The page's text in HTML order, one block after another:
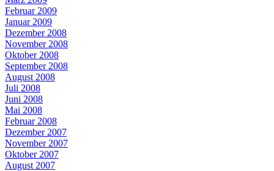
Februar 2009
Januar 2009
Dezember 2008
November 2008
Oktober 2008
September 2008
August 2008
Juli 2008
Juni 2008
Mai 2008
Februar 2008
Dezember 2007
November 2007
Oktober 2007
August 2007